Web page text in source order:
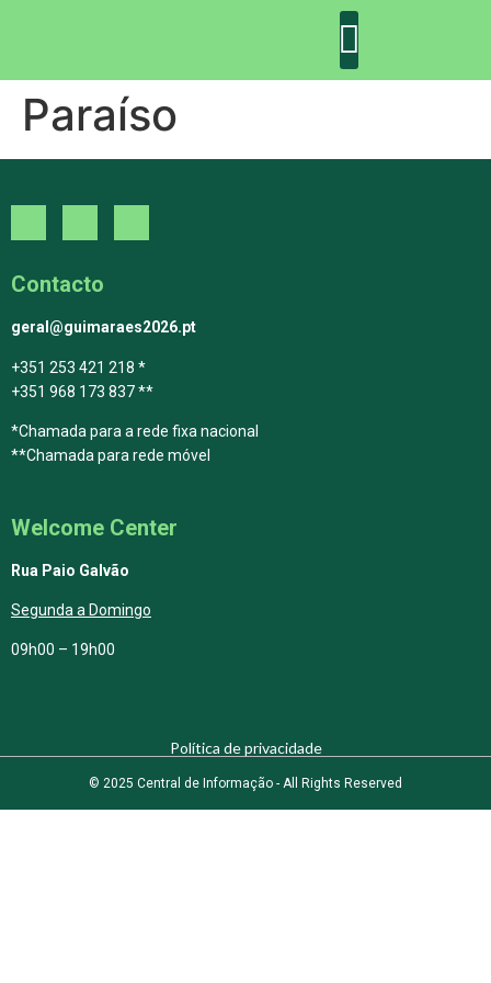
Paraíso
Contacto
geral@guimaraes2026.pt
+351 253 421 218 *
+351 968 173 837 **
*Chamada para a rede fixa nacional
**Chamada para rede móvel
Welcome Center
Rua Paio Galvão
Segunda a Domingo
09h00 – 19h00
Política de privacidade
© 2025 Central de Informação - All Rights Reserved